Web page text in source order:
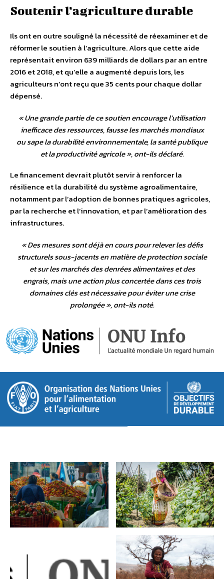
Soutenir l’agriculture durable
Ils ont en outre souligné la nécessité de réexaminer et de
réformer le soutien à l’agriculture. Alors que cette aide
représentait environ 639 milliards de dollars par an entre
2016 et 2018, et qu’elle a augmenté depuis lors, les
agriculteurs n’ont reçu que 35 cents pour chaque dollar
dépensé.
«Une grande partie de ce soutien encourage l’utilisation
inefficace des ressources, fausse les marchés mondiaux
ou sape la durabilité environnementale, la santé publique
et la productivité agricole», ont-ils déclaré.
Le financement devrait plutôt servir à renforcer la
résilience et la durabilité du système agroalimentaire,
notamment par l’adoption de bonnes pratiques agricoles,
par la recherche et l’innovation, et par l’amélioration des
infrastructures.
«Des mesures sont déjà en cours pour relever les défis
structurels sous-jacents en matière de protection sociale
et sur les marchés des denrées alimentaires et des
engrais, mais une action plus concertée dans ces trois
domaines clés est nécessaire pour éviter une crise
prolongée», ont-ils noté.